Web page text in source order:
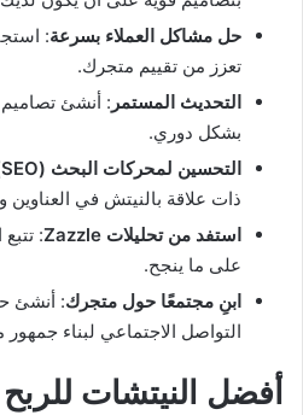
حل مشاكل العملاء بسرعة:
تعزز من تقييم متجرك.
التحديث المستمر : أنشئ
بشكل دوري.
التحسين لمحركات البحث (SEO)
ذات علاقة بالنيتش في
استفد من تحليلات Zazzle
:
على ما ينجح.
ابنِ مجتمعًا حول متجرك: أنشئ
التواصل الاجتماعي لبناء جمهور